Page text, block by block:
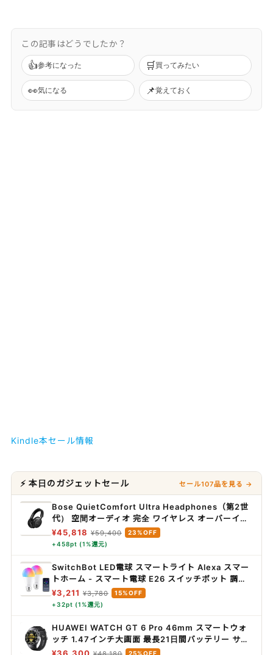
この記事はどうでしたか？
👍参考になった 🛒 買ってみたい
👀気になる 📌覚えておく
Kindle本セール情報
⚡ 本日のガジェットセール セール107品を見る →
Bose QuietComfort Ultra Headphones（第2世
代） 空間オーディオ 完全 ワイヤレス オーバーイヤ
ー型 ヘッドホン ノイズキャンセリング Bluetooth
接続 マイク搭載 最大30時間再生 急速充電 ブラック
¥45,818 ¥59,400
23%OFF
+458pt (1%還元)
SwitchBot LED電球 スマートライト Alexa スマー
トホーム - スマート電球 E26 スイッチボット 調光
調色 広配光 800lm 60W形相当 電球色・昼白色対
応 RGBCWマルチカラー 1600万色 間接照明
Google Home IFTTT イフト Siri SmartThings
に対応(2個パック)
¥3,211 ¥3,780
15%OFF
+32pt (1%還元)
HUAWEI WATCH GT 6 Pro 46mm スマートウォ
ッチ 1.47インチ大画面 最長21日間バッテリー サイ
クリング/登山/進化したゴルフナビ スポーツモード
25%OFF